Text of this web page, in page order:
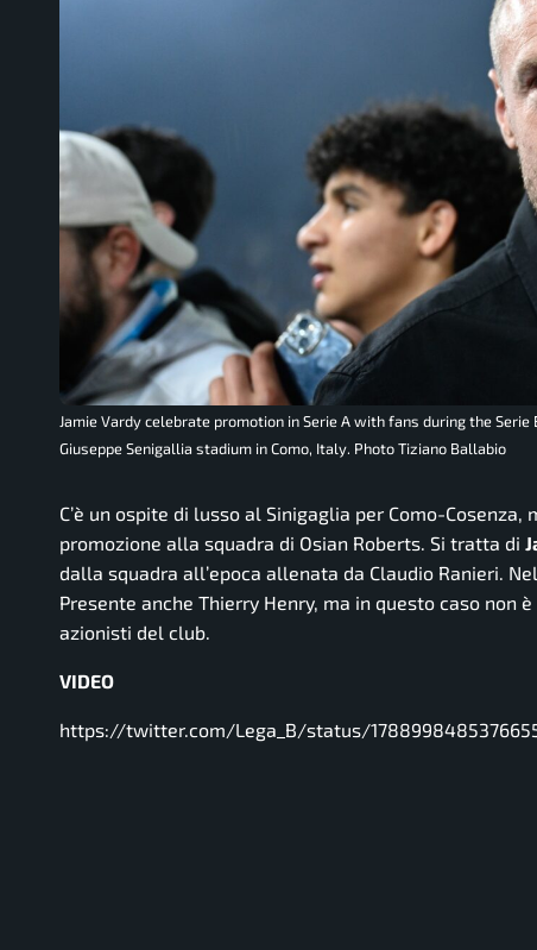
Jamie Vardy celebrate promotion in Serie A with fans during the
Giuseppe Senigallia stadium in Como, Italy. Photo Tiziano Ballabio
C’è un ospite di lusso al Sinigaglia per Como-
promozione alla squadra di Osian Roberts. Si tratta di
dalla squadra all’epoca allenata da Claudio Ranieri.
Presente anche Thierry Henry, ma in questo caso
azionisti del club.
VIDEO
https://twitter.com/Lega_B/status/